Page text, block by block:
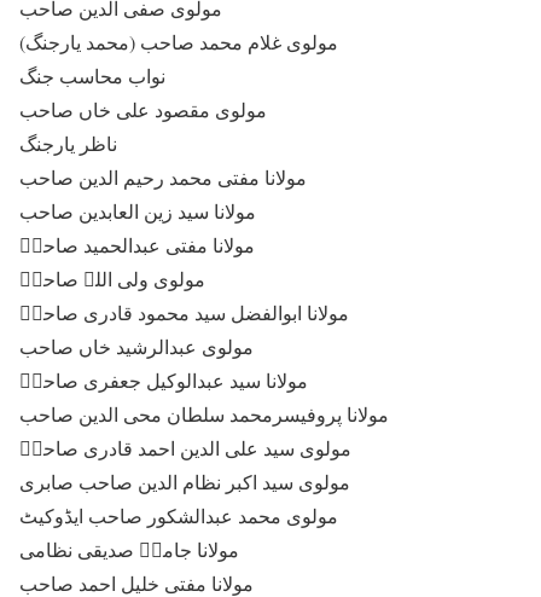
مولوی صفی الدین صاحب
مولوی غلام محمد صاحب (محمد یارجنگ)
نواب محاسب جنگ
مولوی مقصود علی خاں صاحب
ناظر یارجنگ
مولانا مفتی محمد رحیم الدین صاحب
مولانا سید زین العابدین صاحب
مولانا مفتی عبدالحمید صاحبؒ
مولوی ولی اللہ صاحبؒ
مولانا ابوالفضل سید محمود قادری صاحبؒ
مولوی عبدالرشید خاں صاحب
مولانا سید عبدالوکیل جعفری صاحبؒ
مولانا پروفیسرمحمد سلطان محی الدین صاحب
مولوی سید علی الدین احمد قادری صاحبؒ
مولوی سید اکبر نظام الدین صاحب صابری
مولوی محمد عبدالشکور صاحب ایڈوکیٹ
مولانا جامیؔ صدیقی نظامی
مولانا مفتی خلیل احمد صاحب